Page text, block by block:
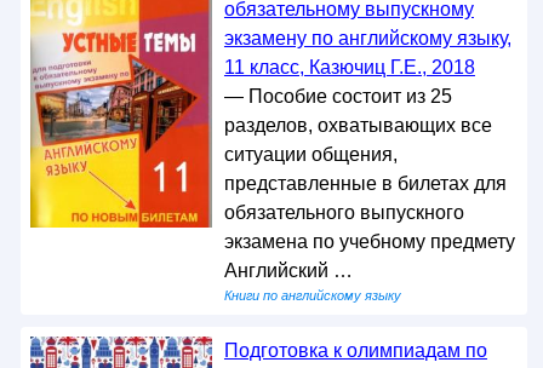
обязательному выпускному
экзамену по английскому языку,
11 класс, Казючиц Г.Е., 2018
— Пособие состоит из 25
разделов, охватывающих все
ситуации общения,
представленные в билетах для
обязательного выпускного
экзамена по учебному предмету
Английский …
Книги по английскому языку
Подготовка к олимпиадам по